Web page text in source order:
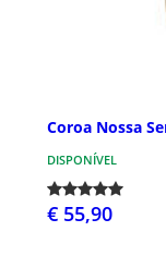
Coroa Nossa
DISPONÍVEL
€ 55,90